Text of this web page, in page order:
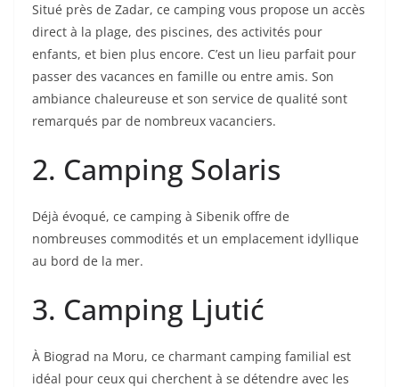
Situé près de Zadar, ce camping vous propose un accès
direct à la plage, des piscines, des activités pour
enfants, et bien plus encore. C’est un lieu parfait pour
passer des vacances en famille ou entre amis. Son
ambiance chaleureuse et son service de qualité sont
remarqués par de nombreux vacanciers.
2. Camping Solaris
Déjà évoqué, ce camping à Sibenik offre de
nombreuses commodités et un emplacement idyllique
au bord de la mer.
3. Camping Ljutić
À Biograd na Moru, ce charmant camping familial est
idéal pour ceux qui cherchent à se détendre avec les